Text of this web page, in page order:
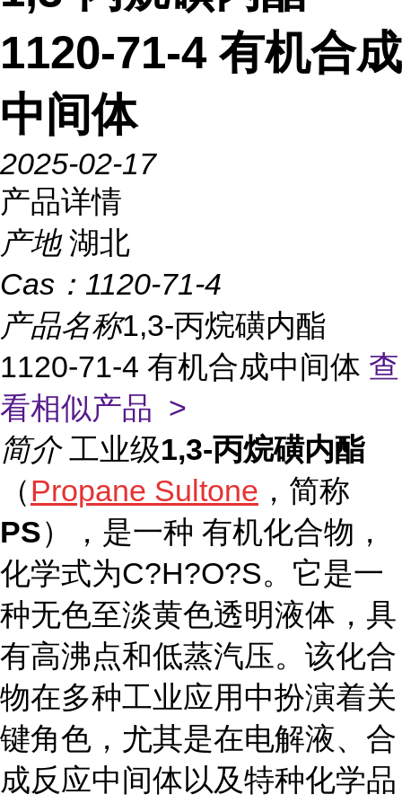
1120-71-4 有机合成
中间体
2025-02-17
产品详情
产地 湖北
Cas： 1120-71-4
产品名称1,3-丙烷磺内酯
1120-71-4 有机合成中间体 查
看相似产品 >
简介 工业级1,3-丙烷磺内酯
（Propane Sultone ，简称
PS），是一种 有机化合物，
化学式为C?H?O?S。它是一
种无色至淡黄色透明液体，具
有高沸点和低蒸汽压。该化合
物在多种工业应用中扮演着关
键角色，尤其是在电解液、合
成反应中间体以及特种化学品